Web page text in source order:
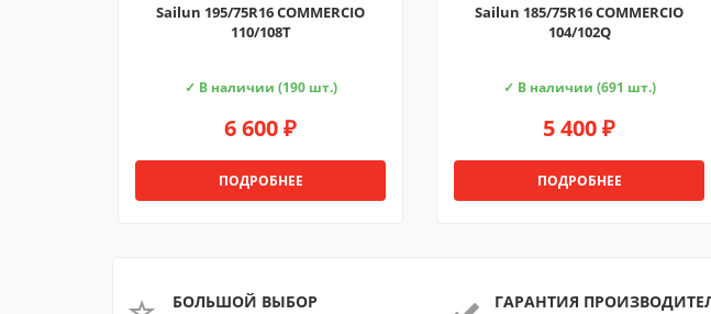
Sailun 195/75R16 COMMERCIO
110/108T
✓ В наличии (190 шт.)
6 600 ₽
ПОДРОБНЕЕ
Sailun 185/75R16 COMMERCIO
104/102Q
✓ В наличии (691 шт.)
5 400 ₽
ПОДРОБНЕЕ
БОЛЬШОЙ ВЫБОР ГАРАНТИЯ